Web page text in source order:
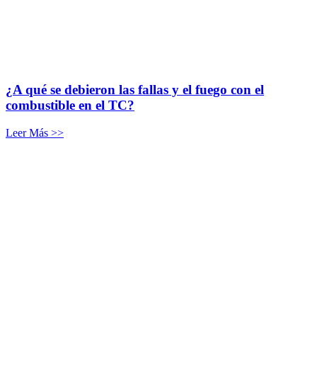
¿A qué se debieron las fallas y el fuego con el
combustible en el TC?
Leer Más >>